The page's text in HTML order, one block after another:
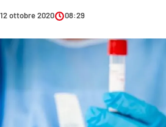
12 ottobre 2020 08:29